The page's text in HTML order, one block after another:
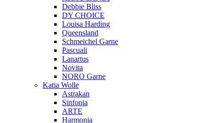
Debbie Bliss
DY CHOICE
Louisa Harding
Queensland
Schmeichel Garne
Pascuali
Lanartus
Novita
NORO Garne
Katia Wolle
Astrakan
Sinfonia
ARTE
Harmonia